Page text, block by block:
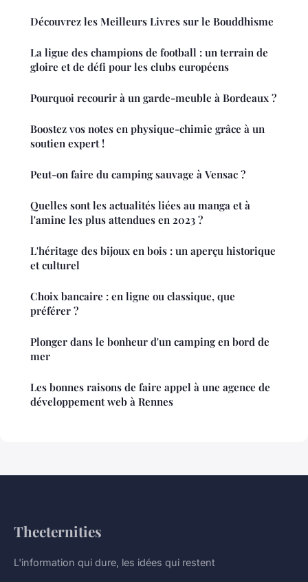
Découvrez les Meilleurs Livres sur le Bouddhisme
La ligue des champions de football : un terrain de
gloire et de défi pour les clubs européens
Pourquoi recourir à un garde-meuble à Bordeaux ?
Boostez vos notes en physique-chimie grâce à un
soutien expert !
Peut-on faire du camping sauvage à Vensac ?
Quelles sont les actualités liées au manga et à
l'amine les plus attendues en 2023 ?
L'héritage des bijoux en bois : un aperçu historique
et culturel
Choix bancaire : en ligne ou classique, que
préférer ?
Plonger dans le bonheur d'un camping en bord de
mer
Les bonnes raisons de faire appel à une agence de
développement web à Rennes
Theeternities
L'information qui dure, les idées qui restent